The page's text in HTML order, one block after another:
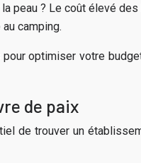
peau ? Le coût élevé
camping.
optimiser votre
de paix
de trouver un